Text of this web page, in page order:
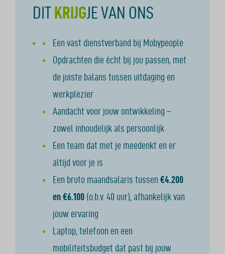
DITKRIJGJE VAN ONS
Een vast dienstverband bij Mobypeople
Opdrachten die écht bij jou passen, met
de juiste balans tussen uitdaging en
werkplezier
Aandacht voor jouw ontwikkeling –
zowel inhoudelijk als persoonlijk
Een team dat met je meedenkt en er
altijd voor je is
Een bruto maandsalaris tussen€4.200
en €6.100 (o.b.v. 40 uur), afhankelijk van
jouw ervaring
Laptop, telefoon en een
mobiliteitsbudget dat past bij jouw